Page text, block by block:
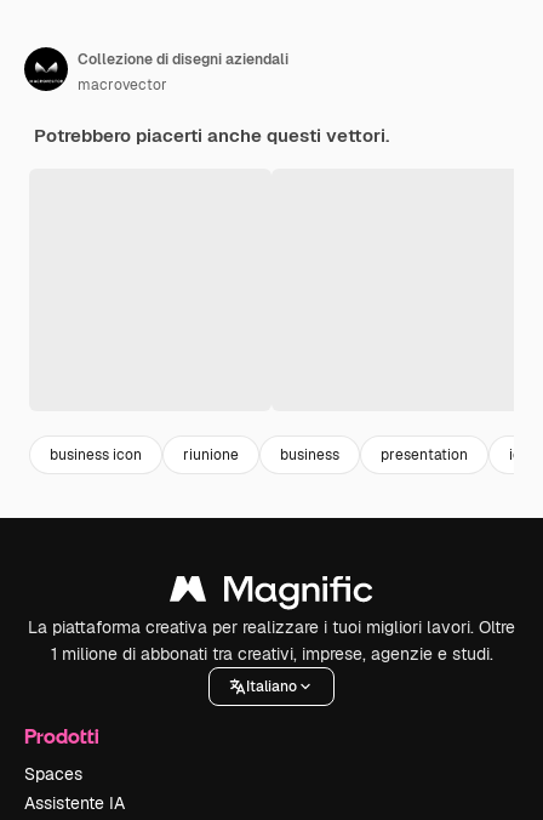
Collezione di disegni aziendali
macrovector
Potrebbero piacerti anche questi vettori.
business icon riunione business presentation icon
La piattaforma creativa per realizzare i tuoi migliori lavori. Oltre
1 milione di abbonati tra creativi, imprese, agenzie e studi.
Italiano
Prodotti
Spaces
Assistente IA